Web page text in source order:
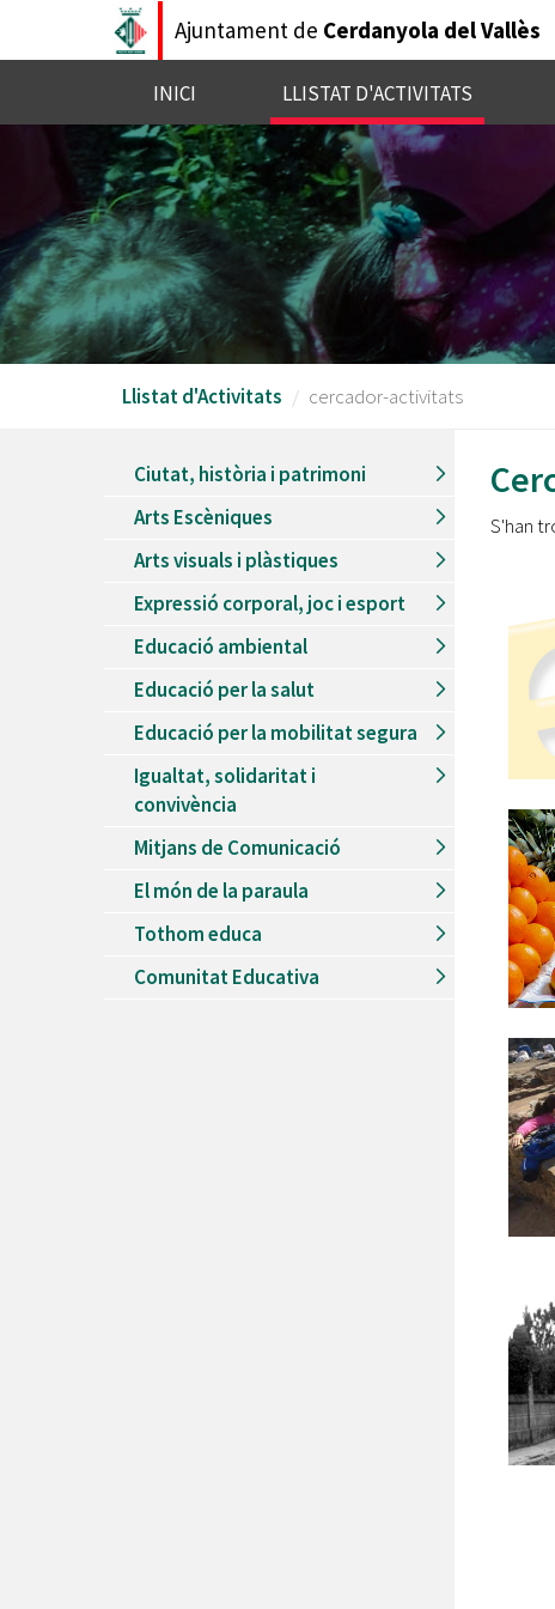
Ajuntament de Cerdanyola del Vallès
INICI LLISTAT D'ACTIVITATS
Llistat d'Activitats cercador-activitats
Ciutat, història i patrimoni
Arts Escèniques
Arts visuals i plàstiques
Expressió corporal, joc i esport
Educació ambiental
Educació per la salut
Educació per la mobilitat segura
Igualtat, solidaritat i
convivència
Mitjans de Comunicació
El món de la paraula
Tothom educa
Comunitat Educativa
S'han